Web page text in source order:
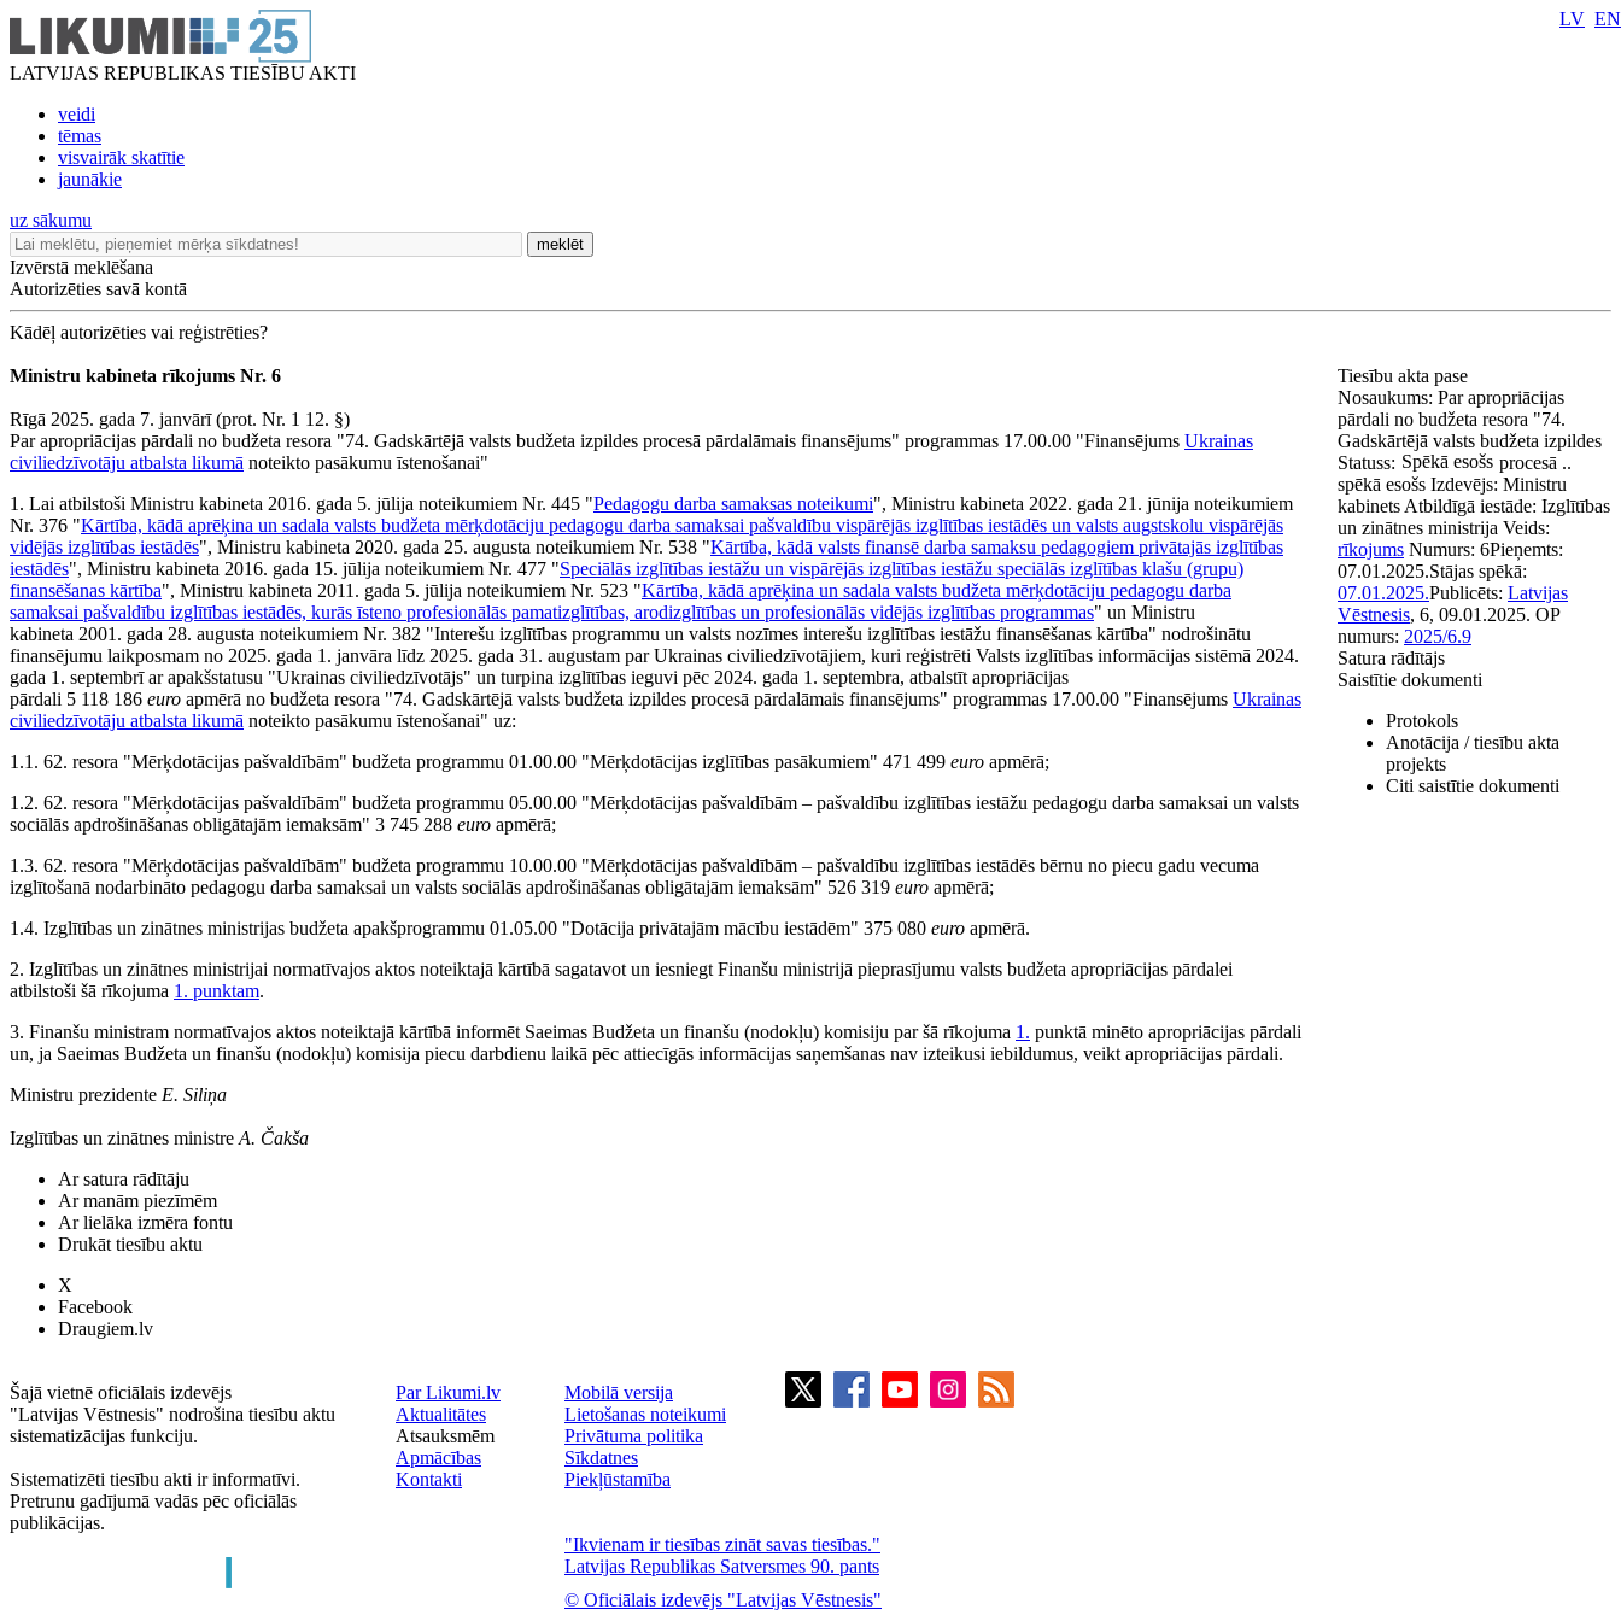
LATVIJAS REPUBLIKAS TIESĪBU AKTI
veidi
tēmas
visvairāk skatītie
jaunākie
LV EN
uz sākumu
meklēt
Izvērstā meklēšana
Autorizēties savā kontā
Kādēļ autorizēties vai reģistrēties?
Ministru kabineta rīkojums Nr. 6
Rīgā 2025. gada 7. janvārī (prot. Nr. 1 12. §)
Par apropriācijas pārdali no budžeta resora "74. Gadskārtējā valsts budžeta izpildes procesā pārdalāmais finansējums" programmas 17.00.00 "Finansējums Ukrainas
civiliedzīvotāju atbalsta likumā noteikto pasākumu īstenošanai"
1. Lai atbilstoši Ministru kabineta 2016. gada 5. jūlija noteikumiem Nr. 445 "Pedagogu darba samaksas noteikumi", Ministru kabineta 2022. gada 21. jūnija noteikumiem
Nr. 376 "Kārtība, kādā aprēķina un sadala valsts budžeta mērķdotāciju pedagogu darba samaksai pašvaldību vispārējās izglītības iestādēs un valsts augstskolu vispārējās
vidējās izglītības iestādēs", Ministru kabineta 2020. gada 25. augusta noteikumiem Nr. 538 "Kārtība, kādā valsts finansē darba samaksu pedagogiem privātajās izglītības
iestādēs", Ministru kabineta 2016. gada 15. jūlija noteikumiem Nr. 477 "Speciālās izglītības iestāžu un vispārējās izglītības iestāžu speciālās izglītības klašu (grupu)
finansēšanas kārtība", Ministru kabineta 2011. gada 5. jūlija noteikumiem Nr. 523 "Kārtība, kādā aprēķina un sadala valsts budžeta mērķdotāciju pedagogu darba
samaksai pašvaldību izglītības iestādēs, kurās īsteno profesionālās pamatizglītības, arodizglītības un profesionālās vidējās izglītības programmas" un Ministru
kabineta 2001. gada 28. augusta noteikumiem Nr. 382 "Interešu izglītības programmu un valsts nozīmes interešu izglītības iestāžu finansēšanas kārtība" nodrošinātu
finansējumu laikposmam no 2025. gada 1. janvāra līdz 2025. gada 31. augustam par Ukrainas civiliedzīvotājiem, kuri reģistrēti Valsts izglītības informācijas sistēmā 2024.
gada 1. septembrī ar apakšstatusu "Ukrainas civiliedzīvotājs" un turpina izglītības ieguvi pēc 2024. gada 1. septembra, atbalstīt apropriācijas
pārdali 5 118 186 euro apmērā no budžeta resora "74. Gadskārtējā valsts budžeta izpildes procesā pārdalāmais finansējums" programmas 17.00.00 "Finansējums Ukrainas
civiliedzīvotāju atbalsta likumā noteikto pasākumu īstenošanai" uz:
1.1. 62. resora "Mērķdotācijas pašvaldībām" budžeta programmu 01.00.00 "Mērķdotācijas izglītības pasākumiem" 471 499 euro apmērā;
1.2. 62. resora "Mērķdotācijas pašvaldībām" budžeta programmu 05.00.00 "Mērķdotācijas pašvaldībām – pašvaldību izglītības iestāžu pedagogu darba samaksai un valsts
sociālās apdrošināšanas obligātajām iemaksām" 3 745 288 euro apmērā;
1.3. 62. resora "Mērķdotācijas pašvaldībām" budžeta programmu 10.00.00 "Mērķdotācijas pašvaldībām – pašvaldību izglītības iestādēs bērnu no piecu gadu vecuma
izglītošanā nodarbināto pedagogu darba samaksai un valsts sociālās apdrošināšanas obligātajām iemaksām" 526 319 euro apmērā;
1.4. Izglītības un zinātnes ministrijas budžeta apakšprogrammu 01.05.00 "Dotācija privātajām mācību iestādēm" 375 080 euro apmērā.
2. Izglītības un zinātnes ministrijai normatīvajos aktos noteiktajā kārtībā sagatavot un iesniegt Finanšu ministrijā pieprasījumu valsts budžeta apropriācijas pārdalei
atbilstoši šā rīkojuma 1. punktam.
3. Finanšu ministram normatīvajos aktos noteiktajā kārtībā informēt Saeimas Budžeta un finanšu (nodokļu) komisiju par šā rīkojuma 1. punktā minēto apropriācijas pārdali
un, ja Saeimas Budžeta un finanšu (nodokļu) komisija piecu darbdienu laikā pēc attiecīgās informācijas saņemšanas nav izteikusi iebildumus, veikt apropriācijas pārdali.
Ministru prezidente E. Siliņa
Izglītības un zinātnes ministre A. Čakša
Tiesību akta pase
Nosaukums: Par apropriācijas
pārdali no budžeta resora "74.
Gadskārtējā valsts budžeta izpildes
procesā ..
Statuss: Spēkā esošs
spēkā esošs Izdevējs: Ministru
kabinets Atbildīgā iestāde: Izglītības
un zinātnes ministrija Veids:
rīkojums Numurs: 6Pieņemts:
07.01.2025.Stājas spēkā:
07.01.2025.Publicēts: Latvijas
Vēstnesis, 6, 09.01.2025. OP
numurs: 2025/6.9
Satura rādītājs
Saistītie dokumenti
Protokols
Anotācija / tiesību akta
projekts
Citi saistītie dokumenti
Ar satura rādītāju
Ar manām piezīmēm
Ar lielāka izmēra fontu
Drukāt tiesību aktu
X
Facebook
Draugiem.lv
Šajā vietnē oficiālais izdevējs
"Latvijas Vēstnesis" nodrošina tiesību aktu
sistematizācijas funkciju.
Sistematizēti tiesību akti ir informatīvi.
Pretrunu gadījumā vadās pēc oficiālās
publikācijas.
Par Likumi.lv
Aktualitātes
Atsauksmēm
Apmācības
Kontakti
Mobilā versija
Lietošanas noteikumi
Privātuma politika
Sīkdatnes
Piekļūstamība
"Ikvienam ir tiesības zināt savas tiesības."
Latvijas Republikas Satversmes 90. pants
© Oficiālais izdevējs "Latvijas Vēstnesis"